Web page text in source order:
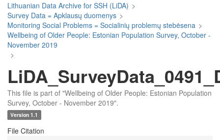
Lithuanian Data Archive for SSH (LiDA) >
Survey Data = Apklausų duomenys >
Monitoring Social Problems = Socialinių problemų stebėsena >
Wellbeing of Older People: Estonian Population Survey, October -
November 2019
>
This file is part of "Wellbeing of Older People: Estonian Population
Survey, October - November 2019".
Version 1.1
File Citation